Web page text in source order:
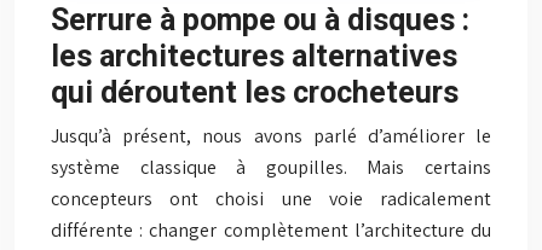
Serrure à pompe ou à disques :
les architectures alternatives
qui déroutent les crocheteurs
Jusqu’à présent, nous avons parlé d’améliorer le
système classique à goupilles. Mais certains
concepteurs ont choisi une voie radicalement
différente : changer complètement l’architecture du